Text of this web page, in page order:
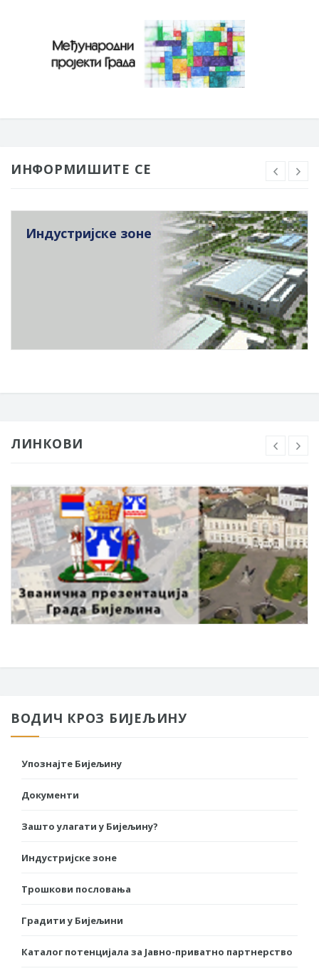
ИНФОРМИШИТЕ СЕ
Индустријске зоне
ЛИНКОВИ
ВОДИЧ КРОЗ БИЈЕЉИНУ
Упознајте Бијељину
Документи
Зашто улагати у Бијељину?
Индустријске зоне
Трошкови пословања
Градити у Бијељини
Каталог потенцијала за Јавно-приватно партнерство